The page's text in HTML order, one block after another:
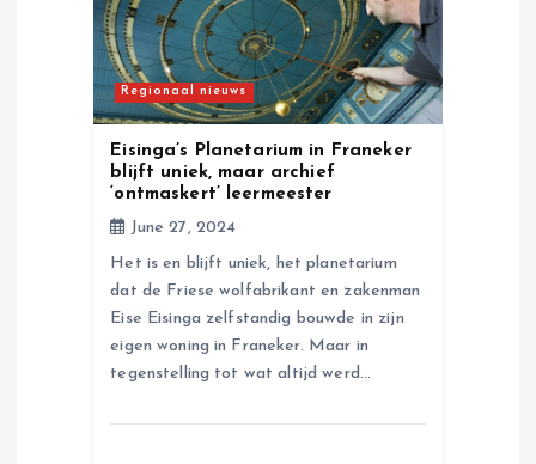
Regionaal nieuws
Eisinga’s Planetarium in Franeker
blijft uniek, maar archief
‘ontmaskert’ leermeester
June 27, 2024
Het is en blijft uniek, het planetarium
dat de Friese wolfabrikant en zakenman
Eise Eisinga zelfstandig bouwde in zijn
eigen woning in Franeker. Maar in
tegenstelling tot wat altijd werd…